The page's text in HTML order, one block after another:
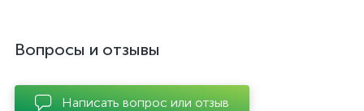
Вопросы и отзывы
Написать вопрос или отзыв